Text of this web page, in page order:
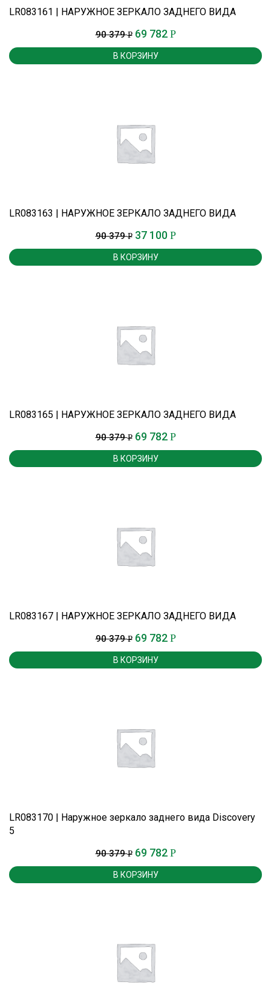
LR083161 | НАРУЖНОЕ ЗЕРКАЛО ЗАДНЕГО ВИДА
90 379Р 69 782 Р
В КОРЗИНУ
LR083163 | НАРУЖНОЕ ЗЕРКАЛО ЗАДНЕГО ВИДА
90 379Р 37 100 Р
В КОРЗИНУ
LR083165 | НАРУЖНОЕ ЗЕРКАЛО ЗАДНЕГО ВИДА
90 379Р 69 782 Р
В КОРЗИНУ
LR083167 | НАРУЖНОЕ ЗЕРКАЛО ЗАДНЕГО ВИДА
90 379Р 69 782 Р
В КОРЗИНУ
LR083170 | Наружное зеркало заднего вида Discovery
5
90 379Р 69 782 Р
В КОРЗИНУ